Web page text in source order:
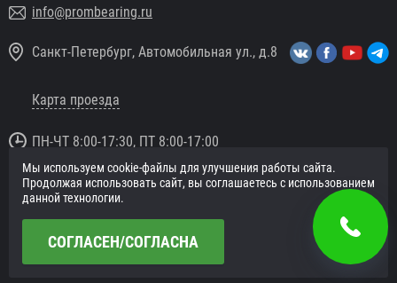
info@prombearing.ru
Санкт-Петербург, Автомобильная ул., д.8
Карта проезда
ПН-ЧТ 8:00-17:30, ПТ 8:00-17:00
© 2016 «PromBearing.ru»
Подшипники оптом и в розницу.
Сайт разработан в
Мы используем cookie-файлы для улучшения работы сайта.
Продолжая использовать сайт, вы соглашаетесь с использованием
данной технологии.
СОГЛАСЕН/СОГЛАСНА